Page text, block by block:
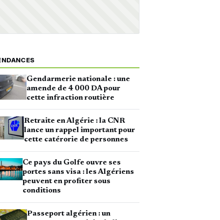
Gendarmerie nationale : une
amende de 4 000 DA pour
cette infraction routière
Retraite en Algérie : la CNR
lance un rappel important pour
cette catérorie de personnes
Ce pays du Golfe ouvre ses
portes sans visa : les Algériens
peuvent en profiter sous
conditions
Passeport algérien : un